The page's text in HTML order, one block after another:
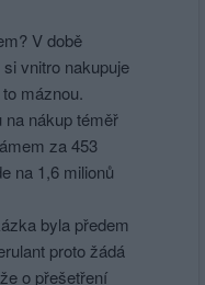
V době
vnitro nakupuje
máznou.
nákup téměř
za 453
na 1,6 milionů
byla předem
proto žádá
o přešetření